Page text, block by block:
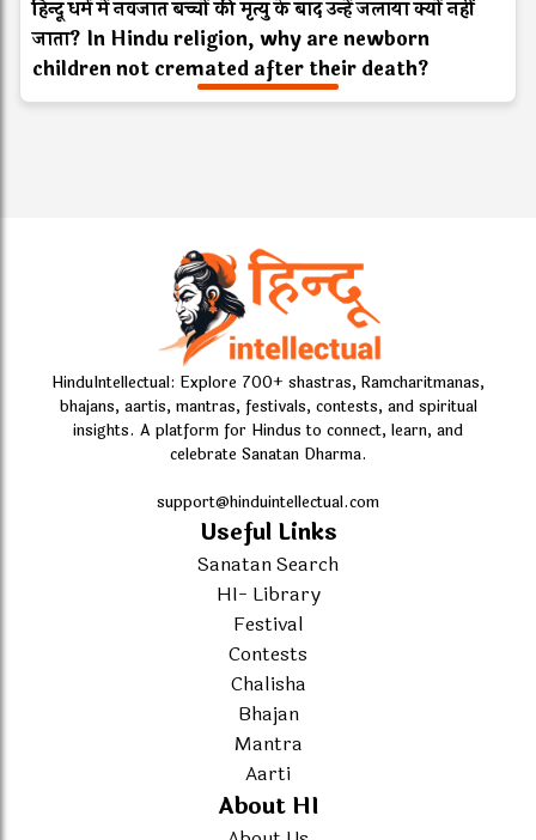
हिन्दू धर्म में नवजात बच्चों की मृत्यु के बाद उन्हें जलाया क्यों नहीं
जाता? In Hindu religion, why are newborn
children not cremated after their death?
HinduIntellectual: Explore 700+ shastras, Ramcharitmanas,
bhajans, aartis, mantras, festivals, contests, and spiritual
insights. A platform for Hindus to connect, learn, and
celebrate Sanatan Dharma.
support@hinduintellectual.com
Useful Links
Sanatan Search
HI- Library
Festival
Contests
Chalisha
Bhajan
Mantra
Aarti
About HI